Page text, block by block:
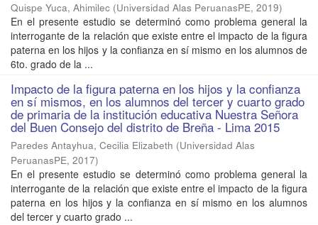
Quispe Yuca, Ahimilec (Universidad Alas PeruanasPE, 2019)
En el presente estudio se determinó como problema general la
interrogante de la relación que existe entre el impacto de la figura
paterna en los hijos y la confianza en sí mismo en los alumnos de
6to. grado de la ...
Impacto de la figura paterna en los hijos y la confianza
en sí mismos, en los alumnos del tercer y cuarto grado
de primaria de la institución educativa Nuestra Señora
del Buen Consejo del distrito de Breña - Lima 2015
Paredes Antayhua, Cecilia Elizabeth (Universidad Alas
PeruanasPE, 2017)
En el presente estudio se determinó como problema general la
interrogante de la relación que existe entre el impacto de la figura
paterna en los hijos y la confianza en sí mismo en los alumnos
del tercer y cuarto grado ...